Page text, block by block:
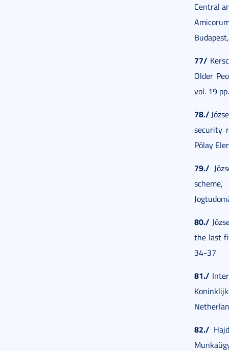
Central
77/
Older
vol. 19
78./
security
Pólay
79./
80./
the last
34-37
81./
82./